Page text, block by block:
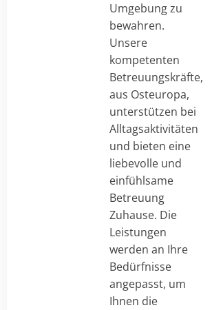
Umgebung zu
bewahren.
Unsere
kompetenten
Betreuungskräfte,
aus Osteuropa,
unterstützen bei
Alltagsaktivitäten
und bieten eine
liebevolle und
einfühlsame
Betreuung
Zuhause. Die
Leistungen
werden an Ihre
Bedürfnisse
angepasst, um
Ihnen die